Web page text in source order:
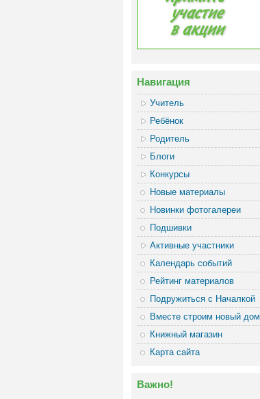
Навигация
Учитель
Ребёнок
Родитель
Блоги
Конкурсы
Новые материалы
Новинки фотогалереи
Подшивки
Активные участники
Календарь событий
Рейтинг материалов
Подружиться с Началкой
Вместе строим новый дом
Книжный магазин
Карта сайта
Важно!